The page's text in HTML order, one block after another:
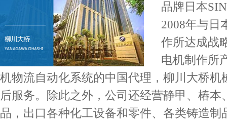
品牌日本
2008年与日
作所达成战
电机制作所
机物流自动化系统的中国代理，柳川大桥
后服务。除此之外，公司还经营静甲、椿
品，出口各种化工设备和零件、各类铸造